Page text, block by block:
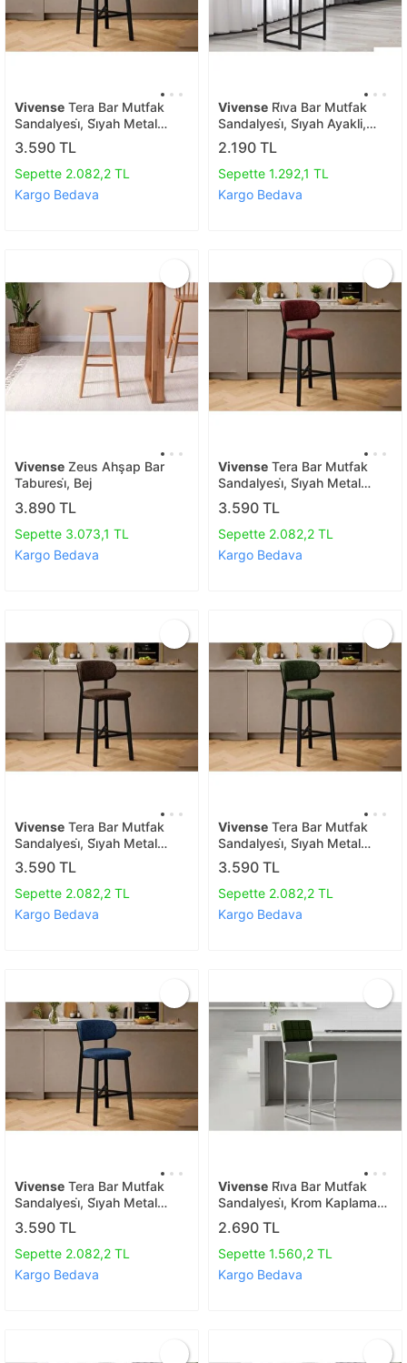
Vivense Tera Bar Mutfak
Sandalyesi̇, Si̇yah Metal
Ayakli, Gri̇
3.590 TL
Sepette 2.082,2 TL
Kargo Bedava
Vivense Ri̇va Bar Mutfak
Sandalyesi̇, Si̇yah Ayakli,
Antrasi̇t
2.190 TL
Sepette 1.292,1 TL
Kargo Bedava
Vivense Zeus Ahşap Bar
Taburesi̇, Bej
3.890 TL
Sepette 3.073,1 TL
Kargo Bedava
Vivense Tera Bar Mutfak
Sandalyesi̇, Si̇yah Metal
Ayakli, Bordo
3.590 TL
Sepette 2.082,2 TL
Kargo Bedava
Vivense Tera Bar Mutfak
Sandalyesi̇, Si̇yah Metal
Ayakli, Kahve
3.590 TL
Sepette 2.082,2 TL
Kargo Bedava
Vivense Tera Bar Mutfak
Sandalyesi̇, Si̇yah Metal
Ayakli, Yeşi̇l
3.590 TL
Sepette 2.082,2 TL
Kargo Bedava
Vivense Tera Bar Mutfak
Sandalyesi̇, Si̇yah Metal
Ayakli, Laci̇vert
3.590 TL
Sepette 2.082,2 TL
Kargo Bedava
Vivense Ri̇va Bar Mutfak
Sandalyesi̇, Krom Kaplama
Ayakli, Yeşi̇l
2.690 TL
Sepette 1.560,2 TL
Kargo Bedava